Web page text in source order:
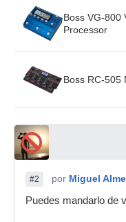
Boss VG-800
Processor
Boss RC-505
#2 por Miguel
Puedes mandarlo de